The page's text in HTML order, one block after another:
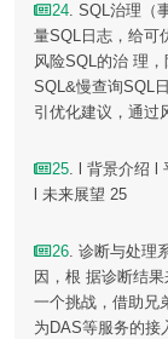
24. SQL治理（
量SQL日志，给可
风险SQL的治 理
SQL&慢查询SQL
引优化建议，通过
25. l 背景介绍 l
l 未来展望 25
26. 诊断与处理
因，根 据诊断结
一个挑战，借助兄
为DAS等服务的接